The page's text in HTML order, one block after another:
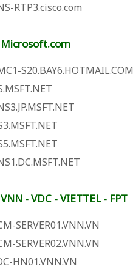
RTP3.cisco.com
S20.BAY6.HOTMAIL.COM
- VDC - VIETTEL - FPT
SERVER01.VNN.VN
SERVER02.VNN.VN
HN01.VNN.VN